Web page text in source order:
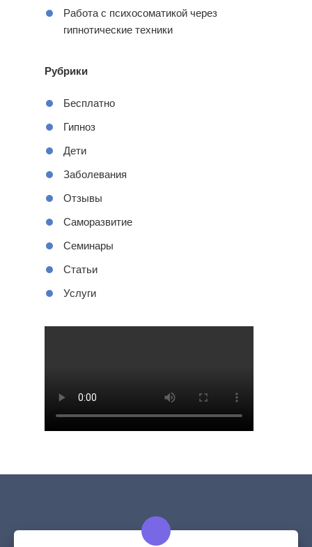
Работа с психосоматикой через
гипнотические техники
Рубрики
Бесплатно
Гипноз
Дети
Заболевания
Отзывы
Саморазвитие
Семинары
Статьи
Услуги